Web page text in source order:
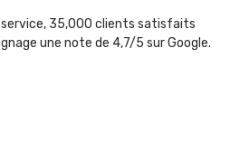
service, 35,000 clients satisfaits
une note de 4,7/5 sur Google.